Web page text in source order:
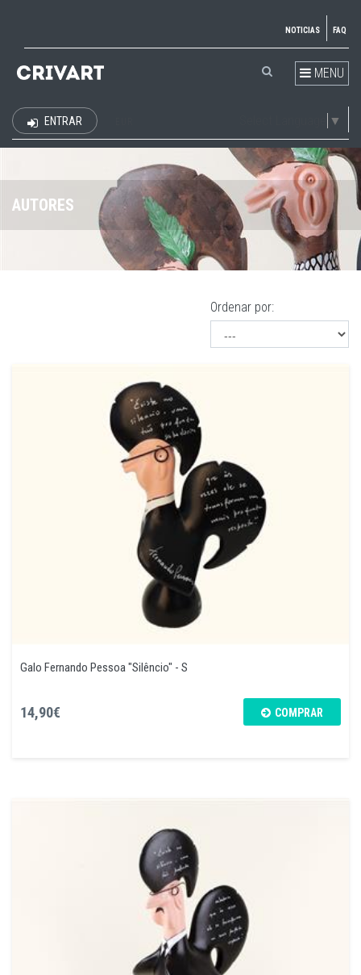
NOTICIAS FAQ
MENU
▼
ENTRAR
AUTORES
Ordenar por:
Galo Fernando Pessoa "Silêncio" - S
14,90€ COMPRAR